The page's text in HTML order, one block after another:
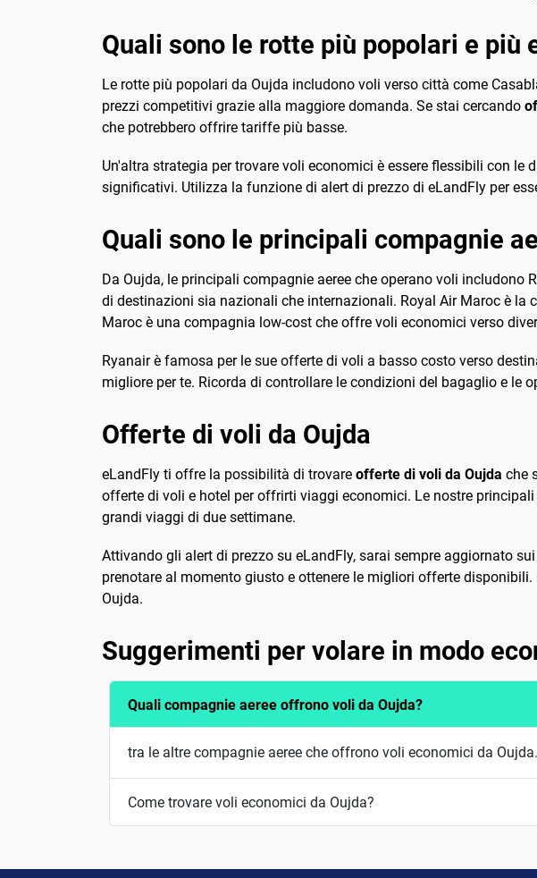
Quali sono le rotte più popolari e più
Le rotte più popolari da Oujda includono voli verso città come
prezzi competitivi grazie alla maggiore domanda. Se stai cercando
che potrebbero offrire tariffe più basse.
Un'altra strategia per trovare voli economici è essere flessibili con
significativi. Utilizza la funzione di alert di prezzo di eLandFly per
Quali sono le principali compagnie
Da Oujda, le principali compagnie aeree che operano voli
di destinazioni sia nazionali che internazionali. Royal Air Maroc è
Maroc è una compagnia low-cost che offre voli economici verso
Ryanair è famosa per le sue offerte di voli a basso costo verso
migliore per te. Ricorda di controllare le condizioni del bagaglio e le
Offerte di voli da Oujda
eLandFly ti offre la possibilità di trovare offerte di voli da Oujda che
offerte di voli e hotel per offrirti viaggi economici. Le nostre
grandi viaggi di due settimane.
Attivando gli alert di prezzo su eLandFly, sarai sempre aggiornato
prenotare al momento giusto e ottenere le migliori offerte
Oujda.
Suggerimenti per volare in modo
Quali compagnie aeree offrono voli da Oujda?
tra le altre compagnie aeree che offrono voli economici da Oujda.
Come trovare voli economici da Oujda?